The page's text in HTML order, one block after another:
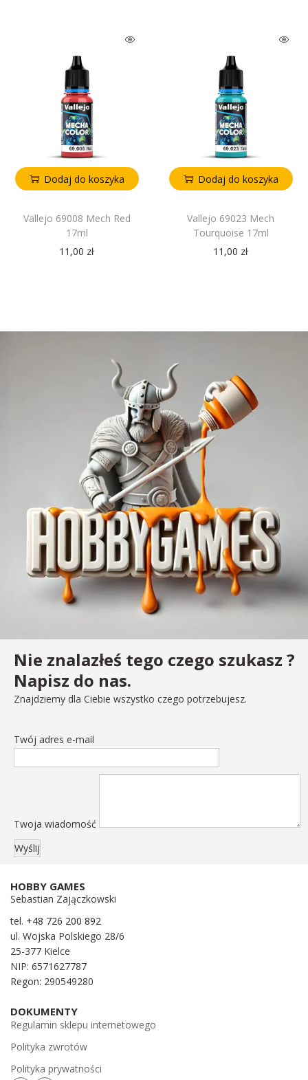
Dodaj do koszyka
Vallejo 69008 Mech Red
17ml
11,00 zł
Dodaj do koszyka
Vallejo 69023 Mech
Tourquoise 17ml
11,00 zł
Nie znalazłeś tego czego szukasz ?
Napisz do nas.
Znajdziemy dla Ciebie wszystko czego potrzebujesz.
Twój adres e-mail
Twoja wiadomość
HOBBY GAMES
Sebastian Zajączkowski
tel. +48 726 200 892
ul. Wojska Polskiego 28/6
25-377 Kielce
NIP: 6571627787
Regon: 290549280
DOKUMENTY
Regulamin sklepu internetowego
Polityka zwrotów
Polityka prywatności